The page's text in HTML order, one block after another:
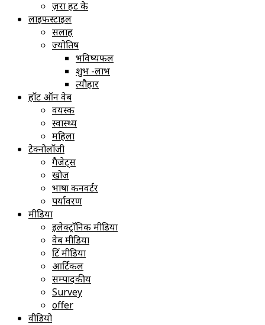
ज़रा हट के
लाइफस्टाइल
सलाह
ज्योतिष
भविष्यफल
शुभ -लाभ
त्यौहार
हॉट ऑन वेब
वयस्क
स्वास्थ्य
महिला
टेक्नोलॉजी
गैजेट्स
खोज
भाषा कनवर्टर
पर्यावरण
मीडिया
इलेक्ट्रॉनिक मीडिया
वेब मीडिया
प्रिंट मीडिया
आर्टिकल
सम्पादकीय
Survey
offer
वीडियो